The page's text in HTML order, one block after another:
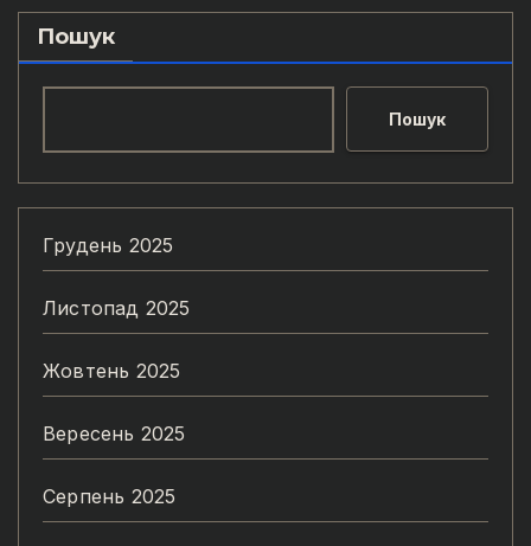
Пошук
Пошук
Грудень 2025
Листопад 2025
Жовтень 2025
Вересень 2025
Серпень 2025